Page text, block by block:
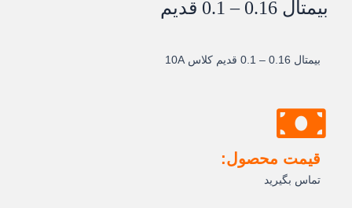
بيمتال 0.16 – 0.1 قديم
بيمتال 0.16 – 0.1 قديم کلاس 10A
قیمت محصول:
تماس بگیرید